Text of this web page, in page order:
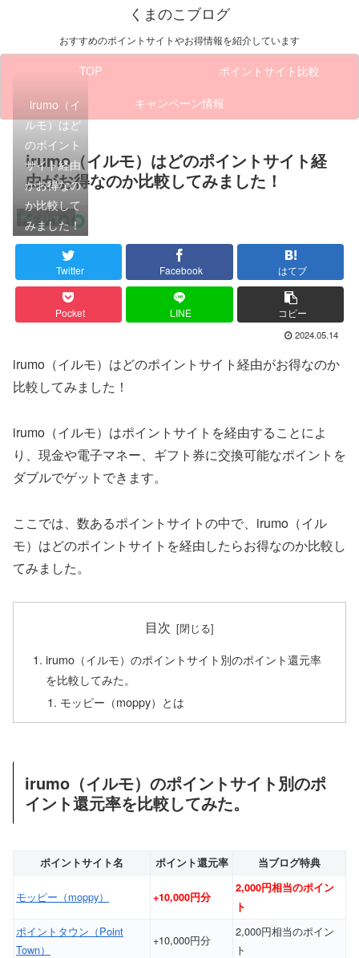
くまのこブログ
おすすめのポイントサイトやお得情報を紹介しています
TOP
ポイントサイト比較
キャンペーン情報
irumo（イルモ）はどのポイントサイト経
由がお得なのか比較してみました！
ポイントサイト比較
irumo（イ
ルモ）はど
のポイント
サイト経由
がお得なの
か比較して
みました！
Twitter Facebook はてブ
Pocket LINE コピー
2024.05.14
irumo（イルモ）はどのポイントサイト経由がお得なのか
比較してみました！
irumo（イルモ）はポイントサイトを経由することによ
り、現金や電子マネー、ギフト券に交換可能なポイントを
ダブルでゲットできます。
ここでは、数あるポイントサイトの中で、irumo（イル
モ）はどのポイントサイトを経由したらお得なのか比較し
てみました。
目次
irumo（イルモ）のポイントサイト別のポイント還元率
を比較してみた。
モッピー（moppy）とは
irumo（イルモ）のポイントサイト別のポ
イント還元率を比較してみた。
ポイントサイト名 ポイント還元率 当ブログ特典
モッピー（moppy） +10,000円分
2,000円相当のポイン
ト
ポイントタウン（Point
Town）
+10,000円分
2,000円相当のポイン
ト